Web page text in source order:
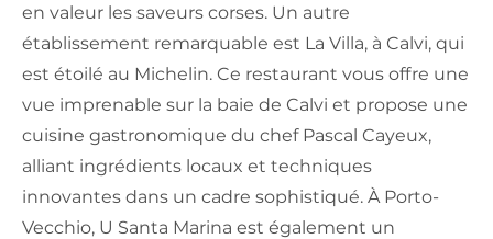
en valeur les saveurs corses. Un autre
établissement remarquable est La Villa, à Calvi, qui
est étoilé au Michelin. Ce restaurant vous offre une
vue imprenable sur la baie de Calvi et propose une
cuisine gastronomique du chef Pascal Cayeux,
alliant ingrédients locaux et techniques
innovantes dans un cadre sophistiqué. À Porto-
Vecchio, U Santa Marina est également un